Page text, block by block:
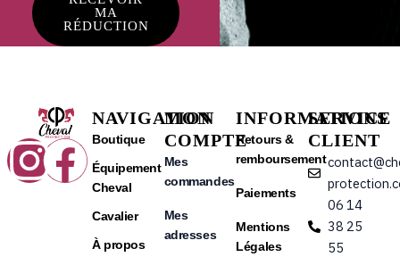
MA
RÉDUCTION
Instagram
Facebook
NAVIGATION
Boutique
Équipement
Cheval
Cavalier
À propos
MON
COMPTE
Mes
commandes
Mes
adresses
INFORMATIONS
Retours &
remboursement
Paiements
Mentions
Légales
SERVICE
CLIENT
06 14
38 25
55